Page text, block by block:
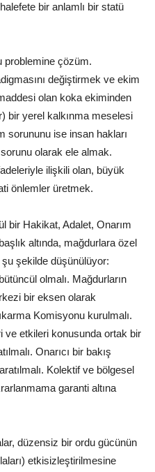
bir anlamlı bir statü
problemine çözüm.
değiştirmek ve ekim
olan koka ekiminden
bir yerel kalkınma meselesi
sorununu ise insan hakları
sorunu olarak ele almak.
ilişkili olan, büyük
önlemler üretmek.
bir Hakikat, Adalet, Onarım
altında, mağdurlara özel
şekilde düşünülüyor:
olmalı. Mağdurların
bir eksen olarak
Komisyonu kurulmalı.
ve etkileri konusunda ortak bir
Onarıcı bir bakış
Kolektif ve bölgesel
garanti altına
düzensiz bir ordu gücünün
etkisizleştirilmesine